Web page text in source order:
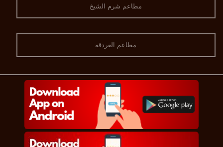
مطاعم شرم الشيخ
مطاعم الغردقه